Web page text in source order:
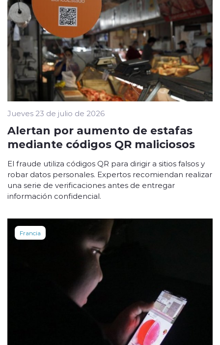
Jueves 23 de julio de 2026
Alertan por aumento de estafas
mediante códigos QR maliciosos
El fraude utiliza códigos QR para dirigir a sitios falsos y
robar datos personales. Expertos recomiendan realizar
una serie de verificaciones antes de entregar
información confidencial.
Francia